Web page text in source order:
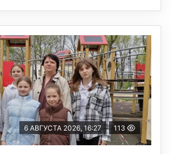
6 АВГУСТА 2026, 16:27 113